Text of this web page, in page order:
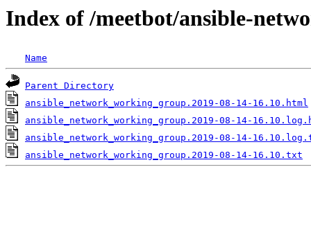
Index of /meetbot/ansible-
Name
Parent Directory
ansible_network_working_group.2019-08-14-16.10.html
ansible_network_working_group.2019-08-14-
ansible_network_working_group.2019-08-14-
ansible_network_working_group.2019-08-14-16.10.txt